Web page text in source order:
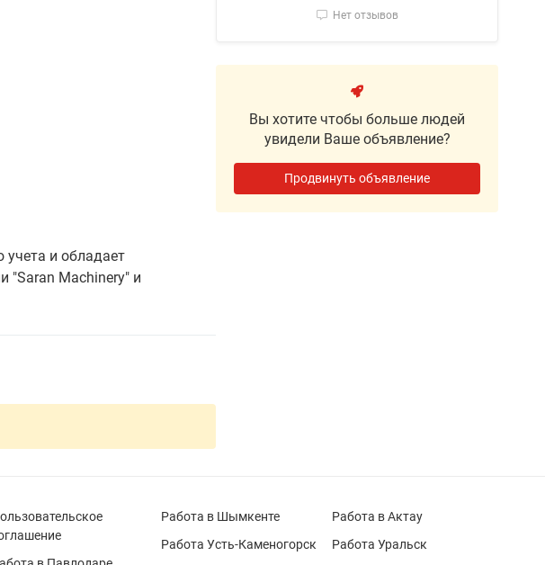
учета и обладает
"Saran Machinery" и
Нет отзывов
Вы хотите чтобы больше людей
увидели Ваше объявление?
Продвинуть объявление
Работа в Шымкенте
Работа Усть-Каменогорск
Работа в Актау
Работа Уральск